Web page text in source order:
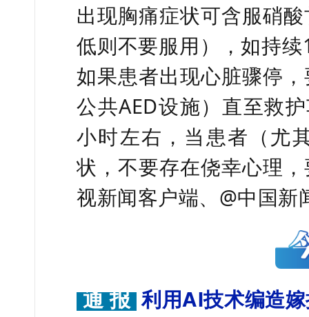
出现胸痛症状可含服硝
低则不要服用），如持
如果患者出现心脏骤停
公共AED设施）直至救
小时左右，当患者（尤
状，不要存在侥幸心理
视新闻客户端、@中国新
通 报 利用AI技术编造